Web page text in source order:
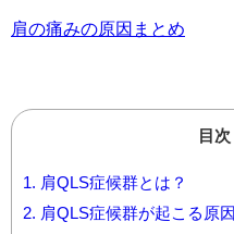
肩の痛みの原因まとめ
目次
1.
肩QLS症候群とは？
2.
肩QLS症候群が起こる原因